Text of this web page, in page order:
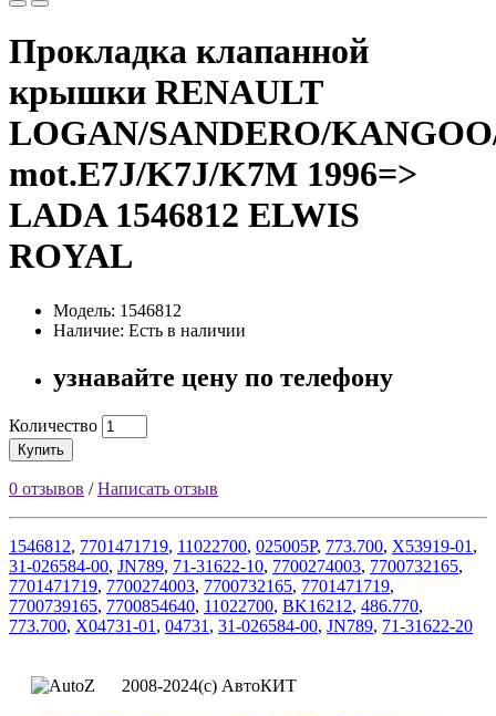
Прокладка клапанной
крышки RENAULT
LOGAN/SANDERO/
mot.E7J/K7J/K7M 1996=>
LADA 1546812 ELWIS
ROYAL
Модель: 1546812
Наличие: Есть в наличии
узнавайте цену по телефону
Количество
Купить
0 отзывов /Написать отзыв
1546812, 7701471719, 11022700, 025005P, 773.700, X53919-01 ,
31-026584-00, JN789, 71-31622-10, 7700274003, 7700732165,
7701471719, 7700274003, 7700732165, 7701471719,
7700739165, 7700854640, 11022700, BK16212, 486.770,
773.700, X04731-01 , 04731 , 31-026584-00, JN789, 71-31622-20
2008-2024(c) АвтоКИТ